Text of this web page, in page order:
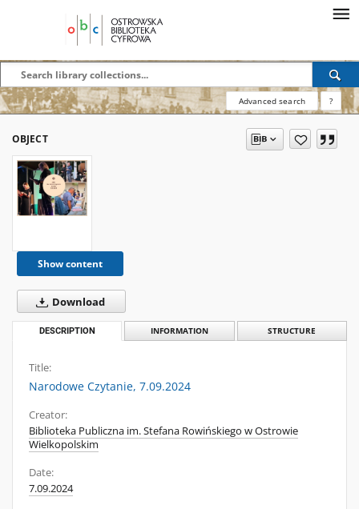
Advanced search ?
OBJECT
Show content
Download
DESCRIPTION INFORMATION STRUCTURE
Title:
Narodowe Czytanie, 7.09.2024
Creator:
Biblioteka Publiczna im. Stefana Rowińskiego w Ostrowie
Wielkopolskim
Date:
7.09.2024